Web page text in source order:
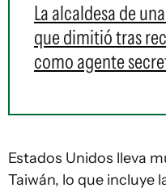
La alcaldesa de
que dimitió tras
como agente
Estados Unidos lleva
Taiwán, lo que incluye